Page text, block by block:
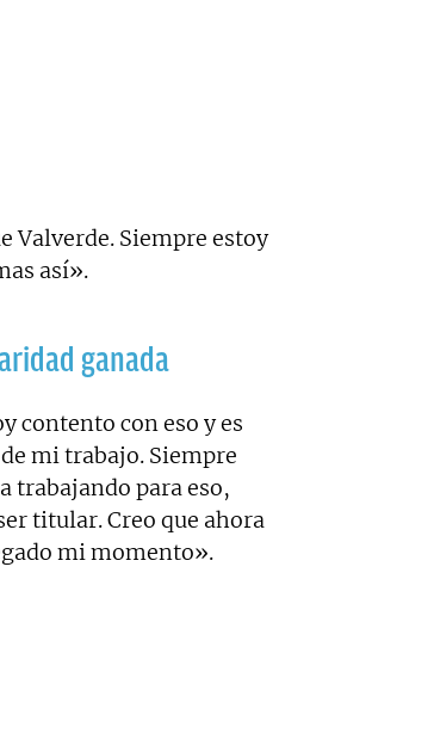
Valverde. Siempre estoy
así».
ganada
contento con eso y es
mi trabajo. Siempre
trabajando para eso,
titular. Creo que ahora
mi momento».